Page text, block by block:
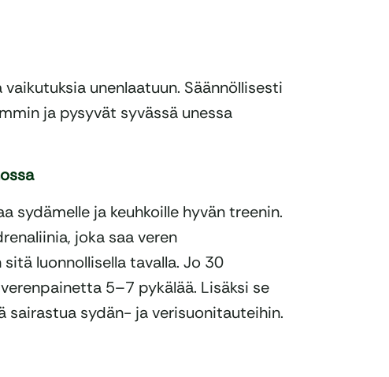
unenlaatuun. Säännöllisesti
ja pysyvät syvässä unessa
sydämelle ja keuhkoille hyvän treenin.
joka saa veren
luonnollisella tavalla. Jo 30
5–7 pykälää. Lisäksi se
sairastua sydän- ja verisuonitauteihin.